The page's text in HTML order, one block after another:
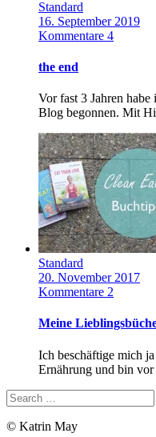
Standard
16. September 2019
Kommentare 4
the end
Vor fast 3 Jahren
Blog begonnen. Mit
Standard
20. November 2017
Kommentare 2
Meine
Ich beschäftige mich
Ernährung und bin
© Katrin May